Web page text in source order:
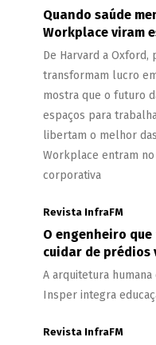
Quando saúde
Workplace viram
De Harvard a Oxford,
transformam lucro
mostra que o futuro
espaços para
libertam o melhor
Workplace entram
corporativa
Revista InfraFM
O engenheiro
cuidar de prédios
A arquitetura
Insper integra
Revista InfraFM